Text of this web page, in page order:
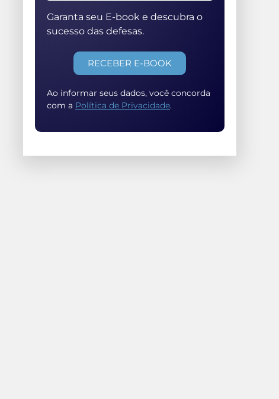
Garanta seu E-book e descubra o
sucesso das defesas.
RECEBER E-BOOK
Ao informar seus dados, você concorda
com a Política de Privacidade.